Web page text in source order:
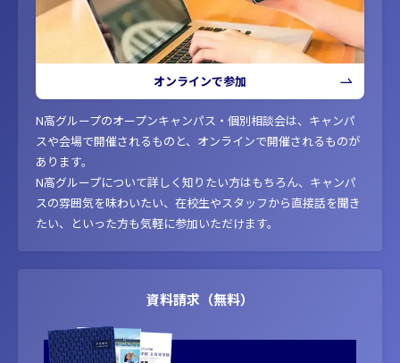
オンラインで参加
N高グループのオープンキャンパス・個別相談会は、キャンパ
スや会場で開催されるものと、オンラインで開催されるものが
あります。
N高グループについて詳しく知りたい方はもちろん、キャンパ
スの雰囲気を味わいたい、在校生やスタッフから直接話を聞き
たい、といった方も気軽に参加いただけます。
資料請求（無料）